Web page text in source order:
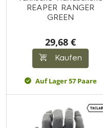
REAPER RANGER
GREEN
29,68 €
Kaufen
Auf Lager 57 Paare